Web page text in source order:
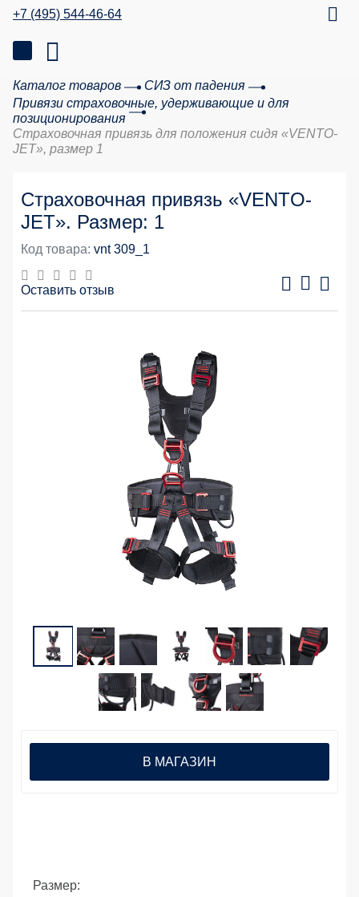
+7 (495) 544-46-64
Каталог товаров
СИЗ от падения
Привязи страховочные, удерживающие и для
позиционирования
Страховочная привязь для положения сидя «VENTO-
JET», размер 1
Страховочная привязь «VENTO-
JET». Размер: 1
Код товара: vnt 309_1
Оставить отзыв
Размер:
В МАГАЗИН